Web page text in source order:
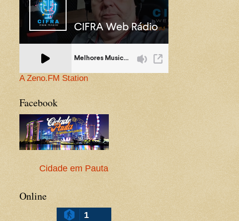
A Zeno.FM Station
Facebook
Cidade em Pauta
Online
1